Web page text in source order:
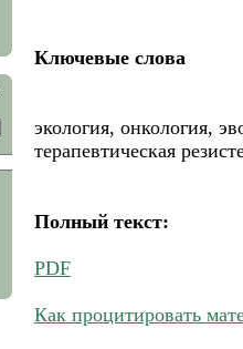
Ключевые слова
экология, онкология,
терапевтическая
Полный текст:
PDF
Как процитировать